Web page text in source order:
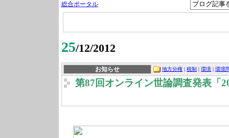
総合ポータル
25/12/2012
お知らせ 地方分権 | 税制 | 環境 | 環境
第87回オンライン世論調査発表「